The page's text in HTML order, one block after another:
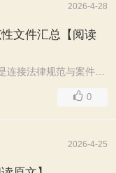
2026-4-28
文件汇总【阅读
0
2026-4-25